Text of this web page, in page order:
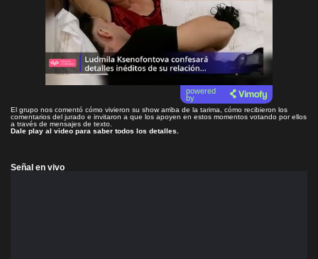
powered
by
El grupo nos comentó cómo vivieron su show arriba de la tarima, cómo recibieron los
comentarios del jurado e invitaron a que los apoyen en estos momentos votando por ellos
a través de mensajes de texto.
Dale play al video para saber todos los detalles.
Señal en vivo